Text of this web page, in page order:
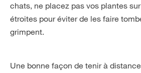
chats, ne placez pas vos plantes
étroites pour éviter de les faire
grimpent.
Une bonne façon de tenir à